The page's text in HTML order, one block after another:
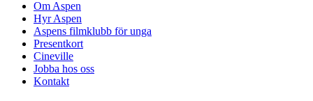
Om Aspen
Hyr Aspen
Aspens filmklubb för unga
Presentkort
Cineville
Jobba hos oss
Kontakt